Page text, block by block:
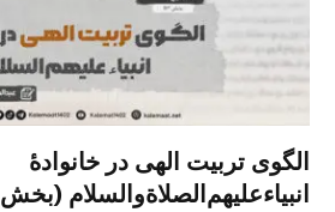
الگوی تربیت الهی در خانوادۀ
انبیاءعلیهم‌الصلاةو‌السلام (بخش ۱۱۳)